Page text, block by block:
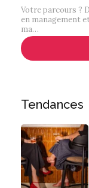
Votre parcours ?
en management
ma…
Tendances